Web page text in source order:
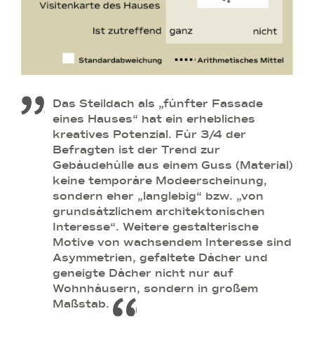
Das Steildach als „fünfter Fassade
eines Hauses“ hat ein erhebliches
kreatives Potenzial. Für 3/4 der
Befragten ist der Trend zur
Gebäudehülle aus einem Guss (Material)
keine temporäre Modeerscheinung,
sondern eher „langlebig“ bzw. „von
grundsätzlichem architektonischen
Interesse“. Weitere gestalterische
Motive von wachsendem Interesse sind
Asymmetrien, gefaltete Dächer und
geneigte Dächer nicht nur auf
Wohnhäusern, sondern in großem
Maßstab.